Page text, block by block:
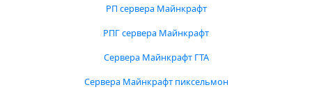
РП сервера Майнкрафт
РПГ сервера Майнкрафт
Сервера Майнкрафт ГТА
Сервера Майнкрафт пиксельмон